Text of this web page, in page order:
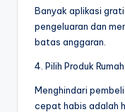
Banyak aplikasi
pengeluaran dan
batas anggaran.
4. Pilih Produk
Menghindari
cepat habis adalah